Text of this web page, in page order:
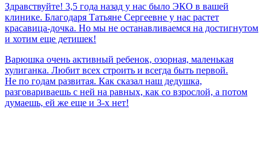
Здравствуйте! 3,5 года назад у нас было ЭКО в вашей
клинике. Благодаря Татьяне Сергеевне у нас растет
красавица-дочка. Но мы не останавливаемся на достигнутом
и хотим еще детишек!
Варюшка очень активный ребенок, озорная, маленькая
хулиганка. Любит всех строить и всегда быть первой.
Не по годам развитая. Как сказал наш дедушка,
разговариваешь с ней на равных, как со взрослой, а потом
думаешь, ей же еще и 3-х нет!